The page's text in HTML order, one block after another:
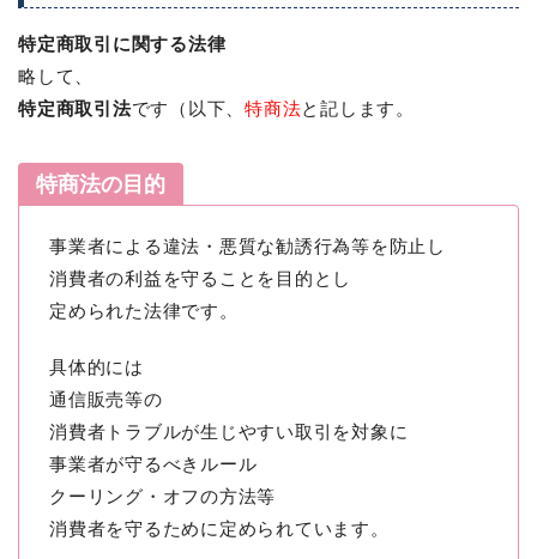
特定商取引に関する法律
略して、
特定商取引法です（以下、特商法と記します。
特商法の目的
事業者による違法・悪質な勧誘行為等を防止し
消費者の利益を守ることを目的とし
定められた法律です。
具体的には
通信販売等の
消費者トラブルが生じやすい取引を対象に
事業者が守るべきルール
クーリング・オフの方法等
消費者を守るために定められています。